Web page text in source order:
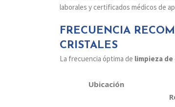
laborales y certificados médicos de
FRECUENCIA
CRISTALES
La frecuencia óptima de limpieza
Ubicación